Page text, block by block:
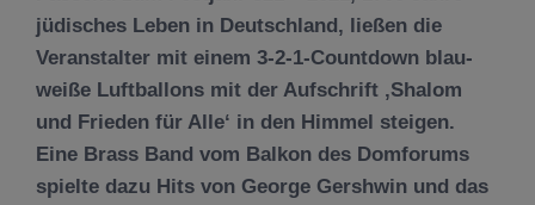
jüdisches Leben in Deutschland, ließen die
Veranstalter mit einem 3-2-1-Countdown blau-
weiße Luftballons mit der Aufschrift ‚Shalom
und Frieden für Alle‘ in den Himmel steigen.
Eine Brass Band vom Balkon des Domforums
spielte dazu Hits von George Gershwin und das